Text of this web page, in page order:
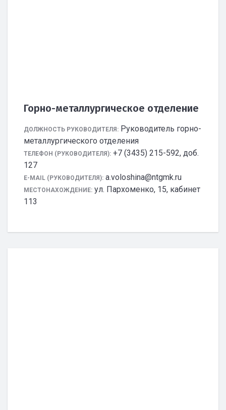
Горно-металлургическое отделение
ДОЛЖНОСТЬ РУКОВОДИТЕЛЯ: Руководитель горно-
металлургического отделения
ТЕЛЕФОН (РУКОВОДИТЕЛЯ): +7 (3435) 215-592, доб.
127
E-MAIL (РУКОВОДИТЕЛЯ): a.voloshina@ntgmk.ru
МЕСТОНАХОЖДЕНИЕ: ул. Пархоменко, 15, кабинет
113